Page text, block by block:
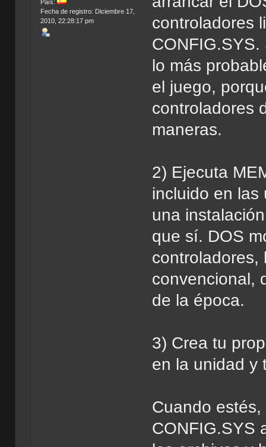
País:
Fecha de registro: Diciembre 17,
2010, 22:28:17 pm
controladores
lo más
el juego,
controladores
maneras.
2) Ejecuta
incluido en las
una
que sí. DOS
controladores,
convencional,
de la época.
3) Crea tu
en la unidad y
Cuando estés,
CONFIG.SYS